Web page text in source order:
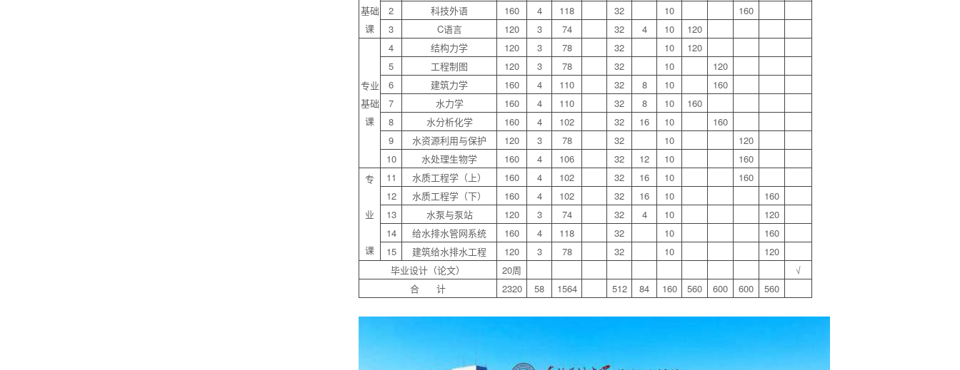
基础
课
2
科技外语 160 4 118 32 10
160
3
C语言 120 3 74 32 4 10 120
专业
基础
课
4 结构力学 120 3 78 32 10
120
5
工程制图 120 3 78 32 10
120
6
建筑力学 160 4 110 32 8 10
160
7
水力学 160 4 110 32 8 10
160
8
水分析化学 160 4 102 32 16 10
160
9
水资源利用与保护 120 3 78 32 10
120
10
水处理生物学 160 4 106 32 12 10
160
专
业
课
11 水质工程学（上） 160 4 102 32 16 10
160
12
水质工程学（下） 160 4 102 32 16 10
160
13
水泵与泵站 120 3 74 32 4 10
120
14
给水排水管网系统 160 4 118 32 10
160
15
建筑给水排水工程 120 3 78 32 10
120
毕业设计（论文）
20周
√
合 计
2320 58 1564 512 84 160 560 600 600 560